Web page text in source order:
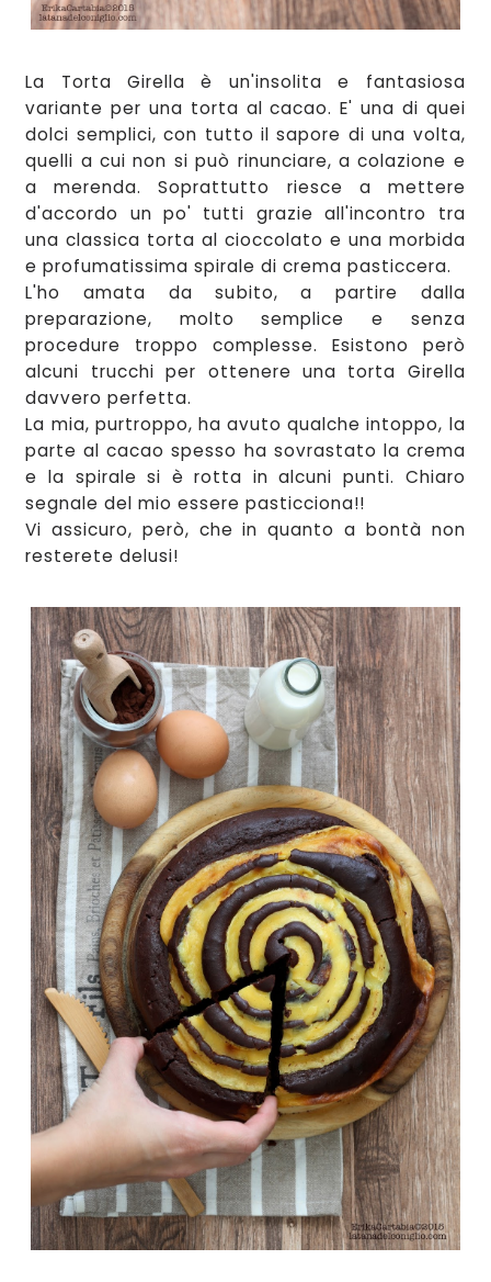
La Torta Girella è un'insolita e fantasiosa
variante per una torta al cacao. E' una di quei
dolci semplici, con tutto il sapore di una volta,
quelli a cui non si può rinunciare, a colazione e
amerenda. Soprattutto riesce a mettere
d'accordo un po' tutti grazie all'incontro tra
una classica torta al cioccolato e una morbida
e profumatissima spirale di crema pasticcera.
L'ho amata da subito, a partire dalla
preparazione, molto semplice e senza
procedure troppo complesse. Esistono però
alcuni trucchi per ottenere una torta Girella
davvero perfetta.
La mia, purtroppo, ha avuto qualche intoppo, la
parte al cacao spesso ha sovrastato la crema
e la spirale si è rotta in alcuni punti. Chiaro
segnale del mio essere pasticciona!!
Vi assicuro, però, che in quanto a bontà non
resterete delusi!